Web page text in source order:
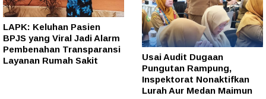
LAPK: Keluhan Pasien
BPJS yang Viral Jadi Alarm
Pembenahan Transparansi
Layanan Rumah Sakit
Usai Audit Dugaan
Pungutan Rampung,
Inspektorat Nonaktifkan
Lurah Aur Medan Maimun